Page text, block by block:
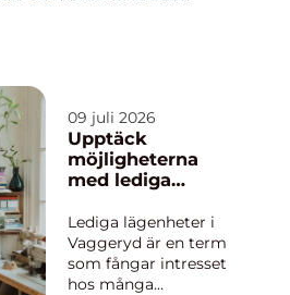
09 juli 2026
Upptäck
möjligheterna
med lediga
Vaggeryd
Lediga lägenheter i
Vaggeryd är en term
som fångar intresset
hos många